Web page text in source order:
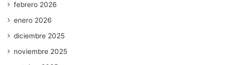
febrero 2026
enero 2026
diciembre 2025
noviembre 2025